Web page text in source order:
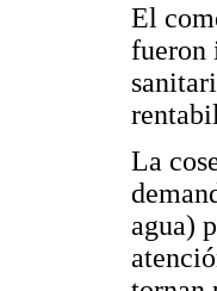
El
fueron
La
agua)